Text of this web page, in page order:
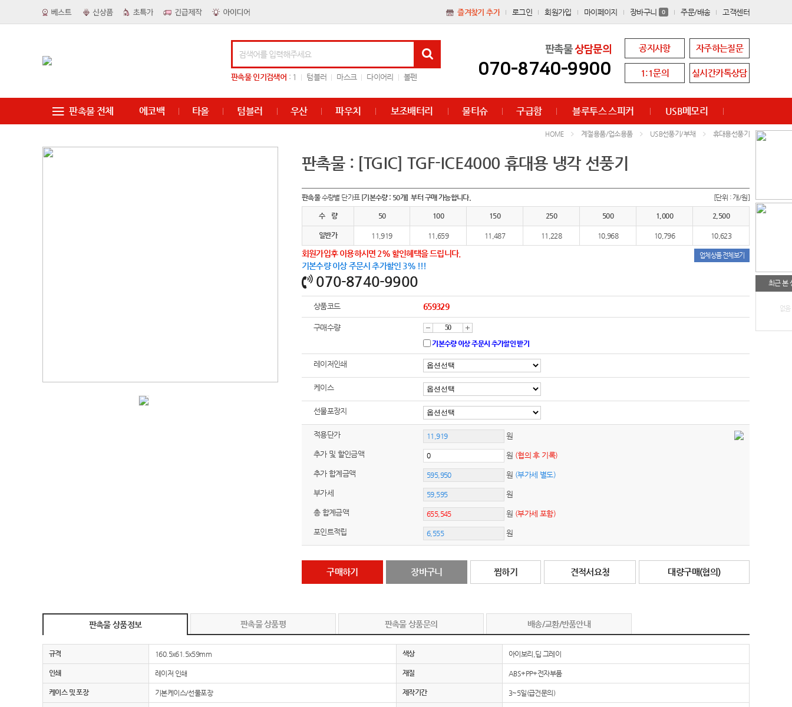
즐겨찾기 추가 로그인 회원가입 마이페이지 장바구니 0 주문/배송 고객센터
판촉물인기검색어 : 1 텀블러 마스크 다이어리 볼펜
판촉물상담문의
070-8740-9900
공지사항 자주하는질문
1:1문의 실시간카톡상담
판촉물 전체 에코백 타올 텀블러 우산 파우치 보조배터리 물티슈 구급함 블루투스 스피커 USB메모리
최근 본
없음
HOME 계절용품/업소용품 USB선풍기/부채 휴대용선풍기
판촉물 : [TGIC] TGF-ICE4000 휴대용 냉각 선풍기
판촉물수량별 단가표 [기본수량 : 50개] 부터 구매 가능합니다. [단위 : 개/원]
수 량 50 100 150 250 500 1,000 2,500
일반가 11,919 11,659 11,487 11,228 10,968 10,796 10,623
회원가입후 이용하시면 2% 할인혜택을 드립니다.
기본수량 이상 주문시 추가할인 3% !!!
070-8740-9900
업체상품 전체보기
상품코드 659329
구매수량
감
소
증
가
기본수량 이상 주문시 추가할인 받기
레이저인쇄
케이스
선물포장지
적용단가 원
추가 및 할인금액 원 (협의 후 기록)
추가 합계금액 원 (부가세 별도)
부가세 원
총 합계금액 원 (부가세 포함)
포인트적립 원
구매하기 장바구니 찜하기 견적서요청 대량구매(협의)
판촉물 상품정보 판촉물 상품평 판촉물 상품문의 배송/교환/반품안내
규격 160.5x61.5x59mm 색상 아이보리,딥 그레이
인쇄 레이저 인쇄 재질 ABS+PP+전자부품
케이스 및 포장 기본케이스/선물포장 제작기간 3~5일(급건문의)